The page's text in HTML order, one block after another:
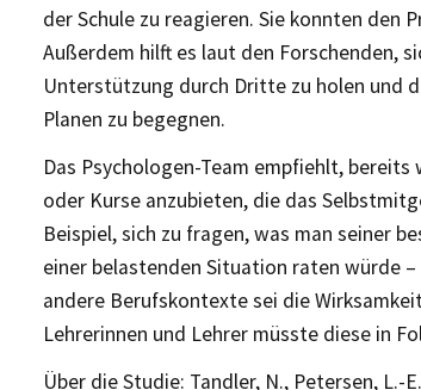
der Schule zu reagieren. Sie konnten den
Außerdem hilft es laut den Forschenden,
Unterstützung durch Dritte zu holen und
Planen zu begegnen.
Das Psychologen-Team empfiehlt,
oder Kurse anzubieten, die das
Beispiel, sich zu fragen, was man seiner
einer belastenden Situation raten würde
andere Berufskontexte sei die
Lehrerinnen und Lehrer müsste diese in
Über die Studie: Tandler, N., Petersen,